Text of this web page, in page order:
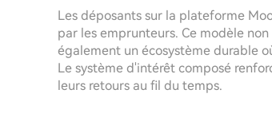
Les déposants sur la plateforme
par les emprunteurs. Ce modèle
également un écosystème durable
Le système d'intérêt composé
leurs retours au fil du temps.